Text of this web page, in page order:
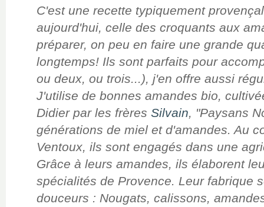
C'est une recette typiquement
aujourd'hui, celle des croquants aux
préparer, on peu en faire une grande
longtemps! Ils sont parfaits pour
ou deux, ou trois...), j'en offre aussi
J'utilise de bonnes amandes bio,
Didier par les frères Silvain, "Paysans
générations de miel et d'amandes. Au
Ventoux, ils sont engagés dans une
Grâce à leurs amandes, ils élaborent
spécialités de Provence. Leur fabrique
douceurs : Nougats, calissons,